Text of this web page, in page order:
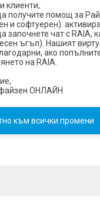
клиенти,
получите помощ за
и софтуерен):
започнете чат с RAIA,
ъгъл). Нашият
ако
на RAIA.
ОНЛАЙН
към всички промени